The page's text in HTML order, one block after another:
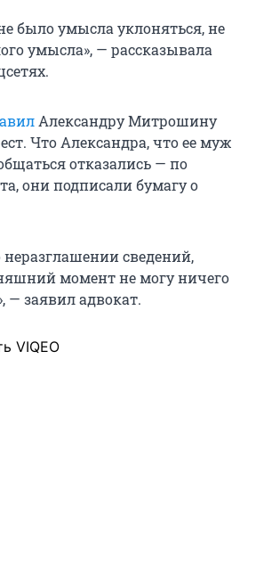
было умысла уклоняться, не
умысла», — рассказывала
Александру Митрошину
Что Александра, что ее муж
отказались — по
они подписали бумагу о
неразглашении сведений,
момент не могу ничего
— заявил адвокат.
VIQEO